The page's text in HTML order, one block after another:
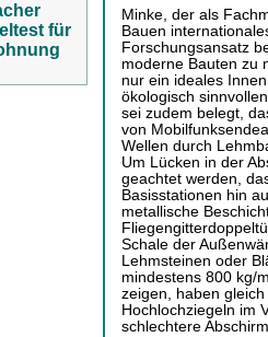
für
Minke, der als
Bauen
Forschungsansatz
moderne Bauten zu
nur ein ideales
ökologisch
sei zudem belegt,
von
Wellen durch
Um Lücken in der
geachtet werden,
Basisstationen hin
metallische
Schale der
Lehmsteinen oder
mindestens 800 kg/
zeigen, haben
Hochlochziegeln im
schlechtere